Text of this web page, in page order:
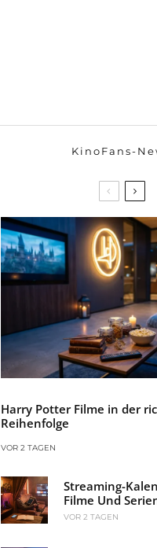
KinoFans-
Harry Potter Filme in der
Reihenfolge
VOR 2 TAGEN
Streaming-
Filme Und
VOR 2 TAGEN